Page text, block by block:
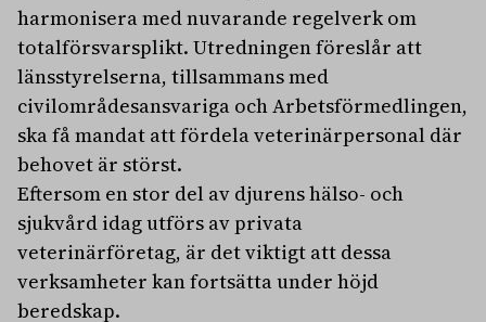
harmonisera med nuvarande regelverk om
totalförsvarsplikt. Utredningen föreslår att
länsstyrelserna, tillsammans med
civilområdesansvariga och Arbetsförmedlingen,
ska få mandat att fördela veterinärpersonal där
behovet är störst.
Eftersom en stor del av djurens hälso- och
sjukvård idag utförs av privata
veterinärföretag, är det viktigt att dessa
verksamheter kan fortsätta under höjd
beredskap.